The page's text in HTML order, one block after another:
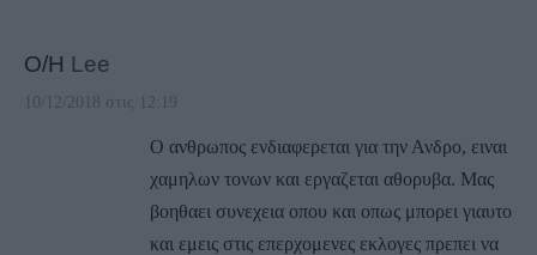
Ο/Η Lee
10/12/2018 στις 12:19
Ο ανθρωπος ενδιαφερεται για την Ανδρο, ειναι
χαμηλων τονων και εργαζεται αθορυβα. Μας
βοηθαει συνεχεια οπου και οπως μπορει γιαυτο
και εμεις στις επερχομενες εκλογες πρεπει να